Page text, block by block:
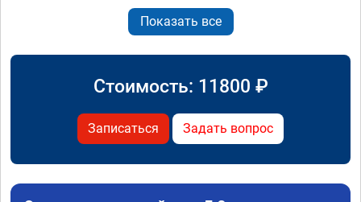
Показать все
Стоимость: 11800 ₽
Записаться Задать вопрос